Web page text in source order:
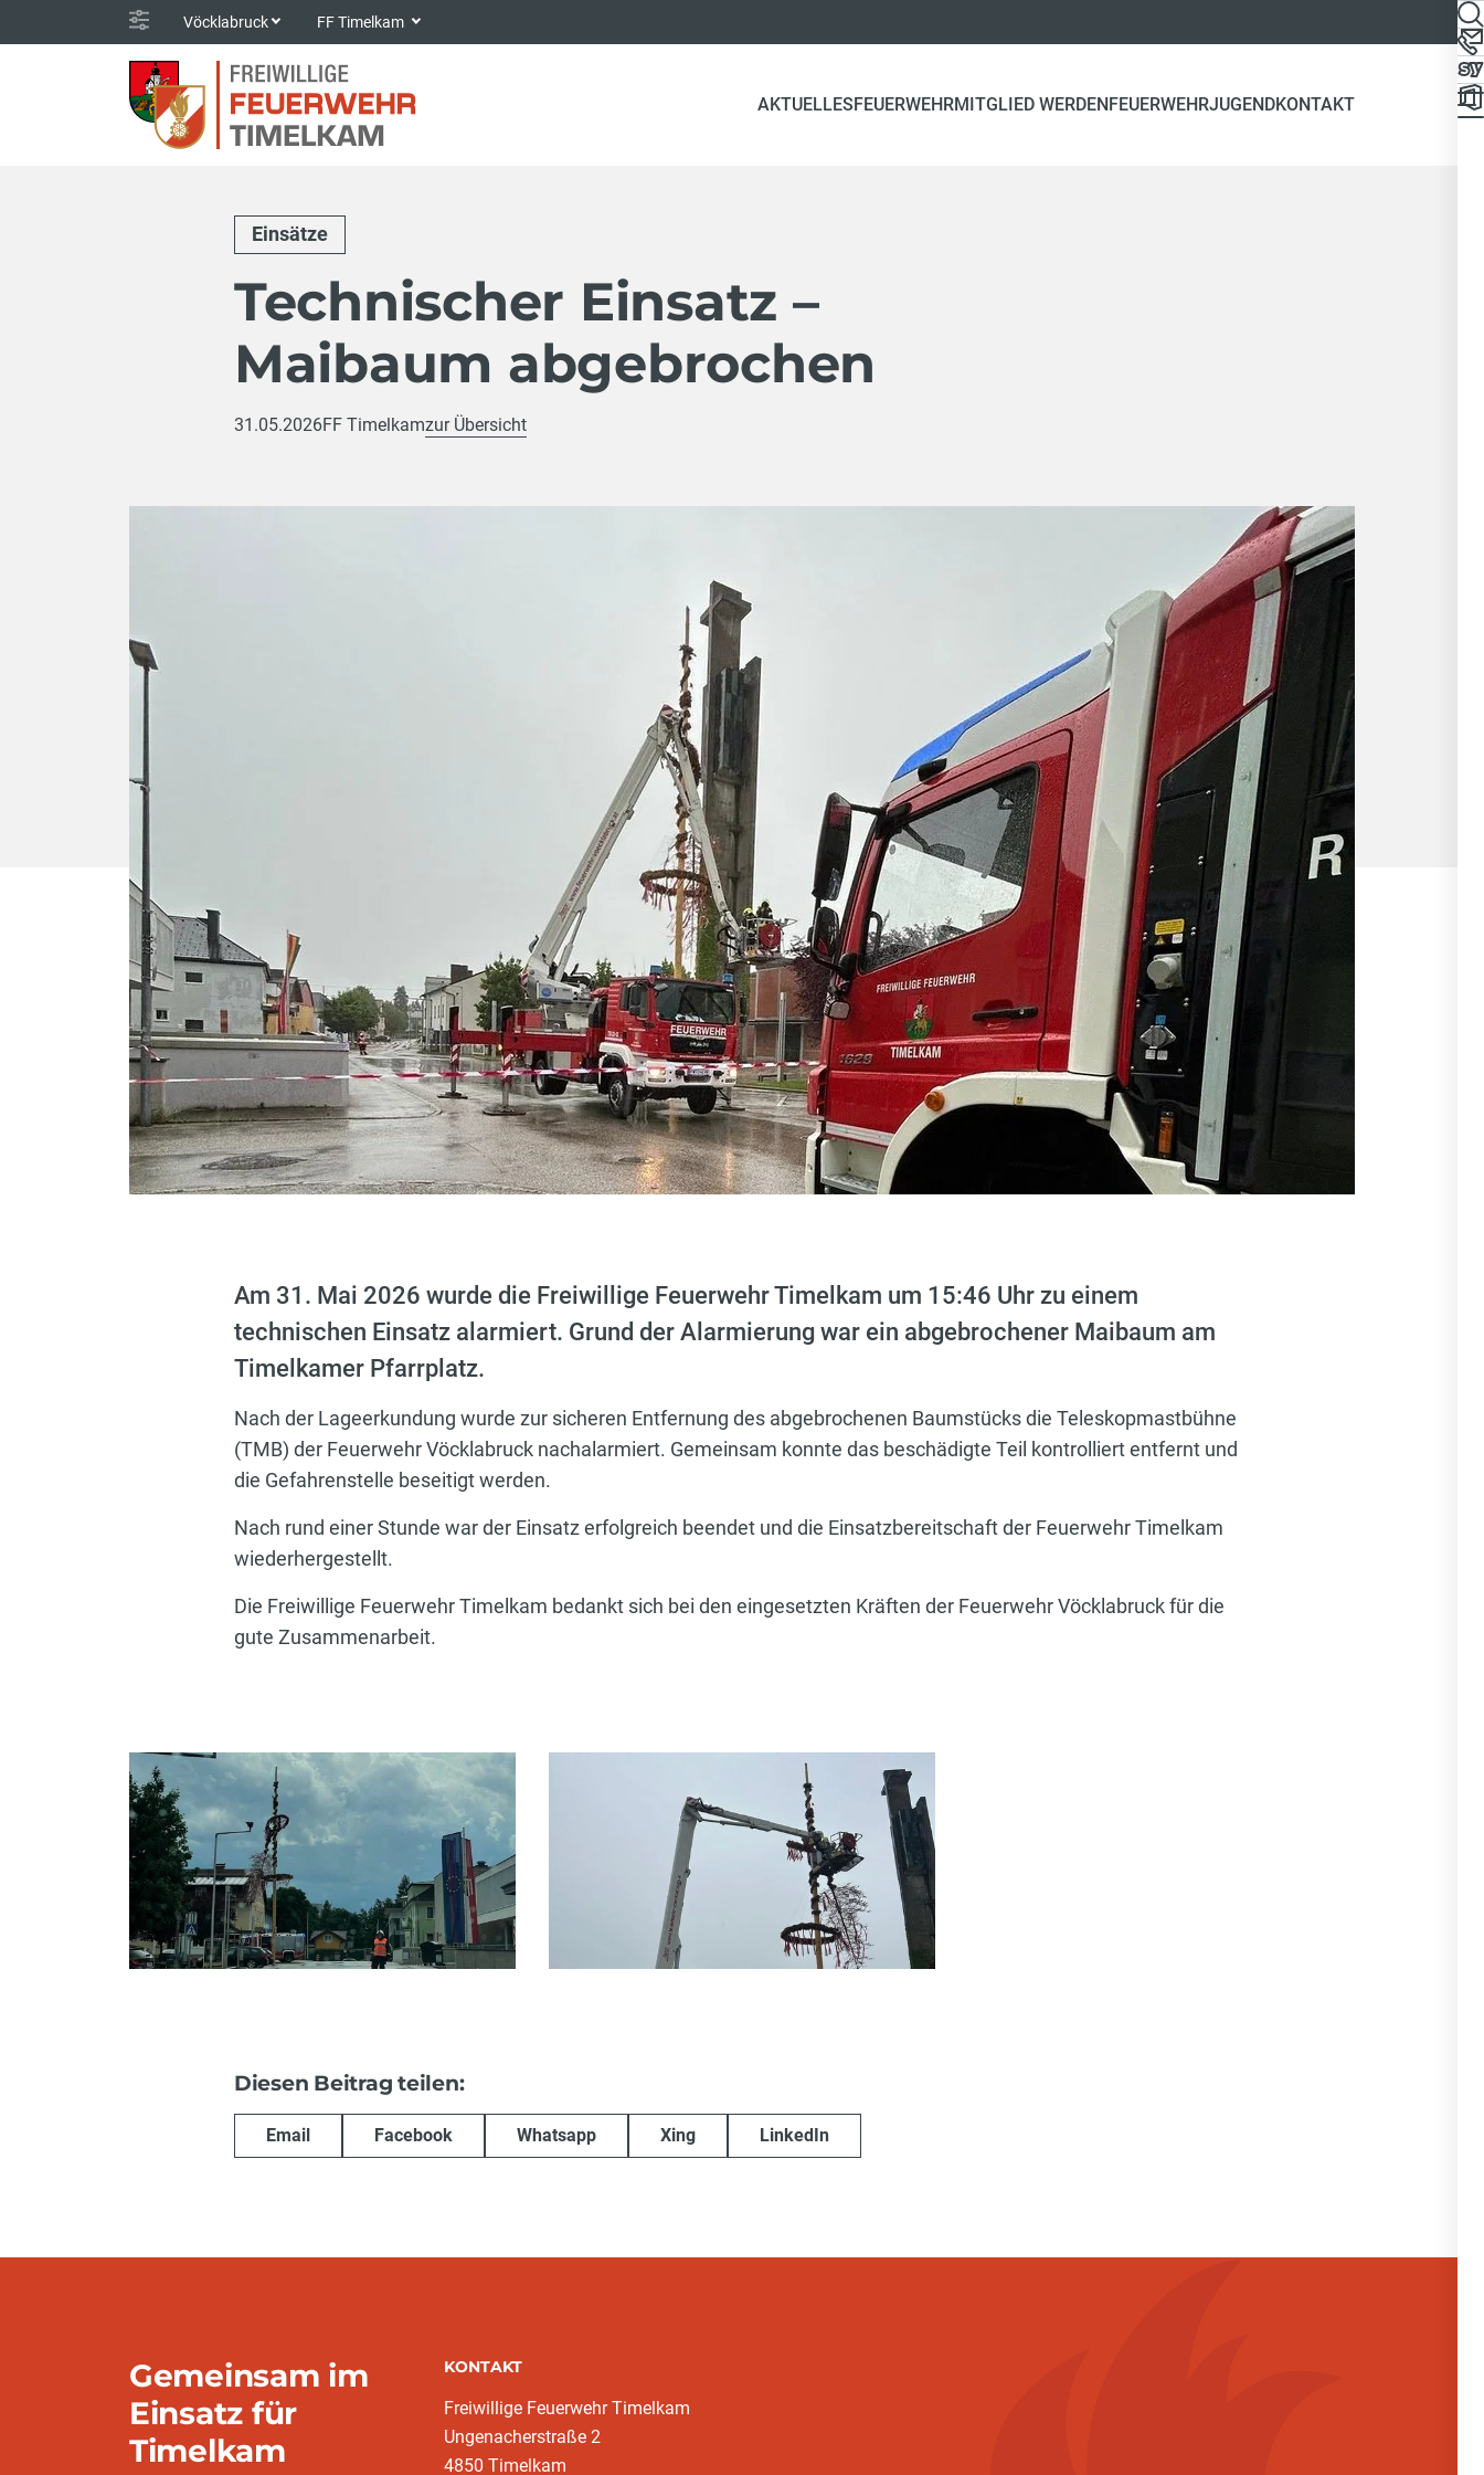
Vöcklabruck FF Timelkam
AKTUELLESFEUERWEHRMITGLIED WERDENFEUERWEHRJUGENDKONTAKT
Einsätze
Technischer Einsatz –
Maibaum abgebrochen
31.05.2026FF Timelkamzur Übersicht
Am 31. Mai 2026 wurde die Freiwillige Feuerwehr Timelkam um 15:46 Uhr zu einem
technischen Einsatz alarmiert. Grund der Alarmierung war ein abgebrochener Maibaum am
Timelkamer Pfarrplatz.
Nach der Lageerkundung wurde zur sicheren Entfernung des abgebrochenen Baumstücks die Teleskopmastbühne
(TMB) der Feuerwehr Vöcklabruck nachalarmiert. Gemeinsam konnte das beschädigte Teil kontrolliert entfernt und
die Gefahrenstelle beseitigt werden.
Nach rund einer Stunde war der Einsatz erfolgreich beendet und die Einsatzbereitschaft der Feuerwehr Timelkam
wiederhergestellt.
Die Freiwillige Feuerwehr Timelkam bedankt sich bei den eingesetzten Kräften der Feuerwehr Vöcklabruck für die
gute Zusammenarbeit.
Diesen Beitrag teilen:
Email Facebook Whatsapp Xing LinkedIn
Gemeinsam im
Einsatz für
Timelkam
KONTAKT
Freiwillige Feuerwehr Timelkam
Ungenacherstraße 2
4850 Timelkam